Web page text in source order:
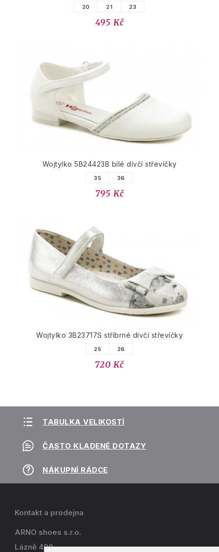
20 21 23
495 Kč
Wojtylko 5B24423B bílé dívčí střevíčky
35 36
795 Kč
Wojtylko 3B23717S stříbrné dívčí střevíčky
25 26
720 Kč
TABULKA VELIKOSTÍ
ČASTO KLADENÉ DOTAZY
NÁKUPNÍ RÁDCE
Kontakt a prodejna
ARNO shoes s.r.o.
Lázně 490